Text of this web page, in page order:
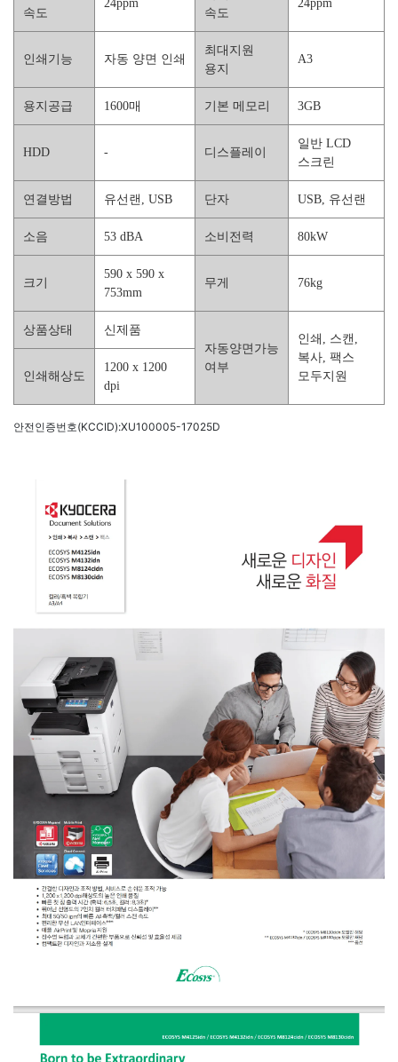
속도
24ppm
속도
24ppm
인쇄기능 자동 양면 인쇄
최대지원
용지
A3
용지공급 1600매 기본 메모리 3GB
HDD - 디스플레이
일반 LCD
스크린
연결방법 유선랜, USB 단자 USB, 유선랜
소음 53 dBA 소비전력 80kW
크기
590 x 590 x
753mm
무게 76kg
상품상태
신제품
자동양면가능
여부
인쇄, 스캔,
복사, 팩스
모두지원
인쇄해상도
1200 x 1200
dpi
안전인증번호(KCCID):XU100005-17025D